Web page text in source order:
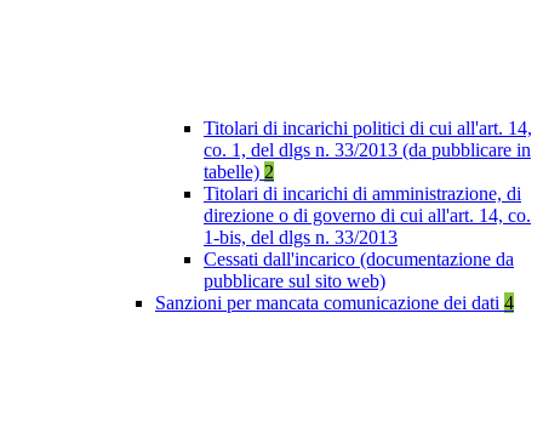
Titolari di incarichi politici di cui all'art. 14,
co. 1, del dlgs n. 33/2013 (da pubblicare in
tabelle) 2
Titolari di incarichi di amministrazione, di
direzione o di governo di cui all'art. 14, co.
1-bis, del dlgs n. 33/2013
Cessati dall'incarico (documentazione da
pubblicare sul sito web)
Sanzioni per mancata comunicazione dei dati 4